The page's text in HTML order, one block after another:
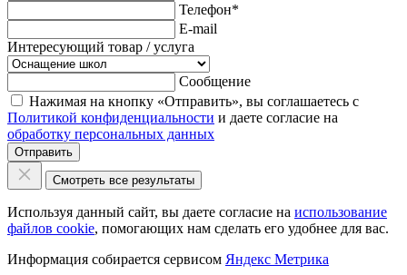
Телефон*
E-mail
Интересующий товар / услуга
Сообщение
Нажимая на кнопку «Отправить», вы соглашаетесь с
Политикой конфиденциальности и даете согласие на
обработку персональных данных
Отправить
Смотреть все результаты
Используя данный сайт, вы даете согласие на использование
файлов cookie, помогающих нам сделать его удобнее для вас.
Информация собирается сервисом Яндекс Метрика